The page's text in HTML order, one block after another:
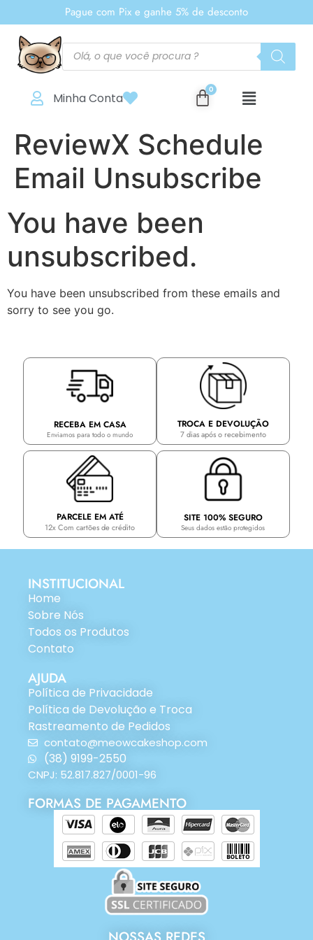
Pague com Pix e ganhe 5% de desconto
Minha Conta
ReviewX Schedule
Email Unsubscribe
You have been
unsubscribed.
You have been unsubscribed from these emails and
sorry to see you go.
RECEBA EM CASA
Enviamos para todo o mundo
TROCA E DEVOLUÇÃO
7 dias após o recebimento
PARCELE EM ATÉ
12x Com cartões de crédito
SITE 100% SEGURO
Seus dados estão protegidos
INSTITUCIONAL
Home
Sobre Nós
Todos os Produtos
Contato
AJUDA
Política de Privacidade
Política de Devolução e Troca
Rastreamento de Pedidos
contato@meowcakeshop.com
(38) 9199-2550
CNPJ: 52.817.827/0001-96
FORMAS DE PAGAMENTO